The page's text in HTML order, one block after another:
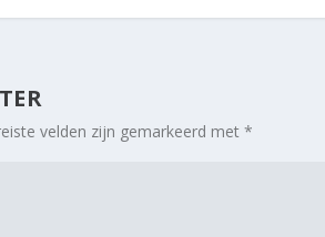
velden zijn gemarkeerd met*